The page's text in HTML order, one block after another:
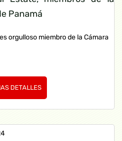
Panamá
orgulloso miembro de la Cámara
DETALLES